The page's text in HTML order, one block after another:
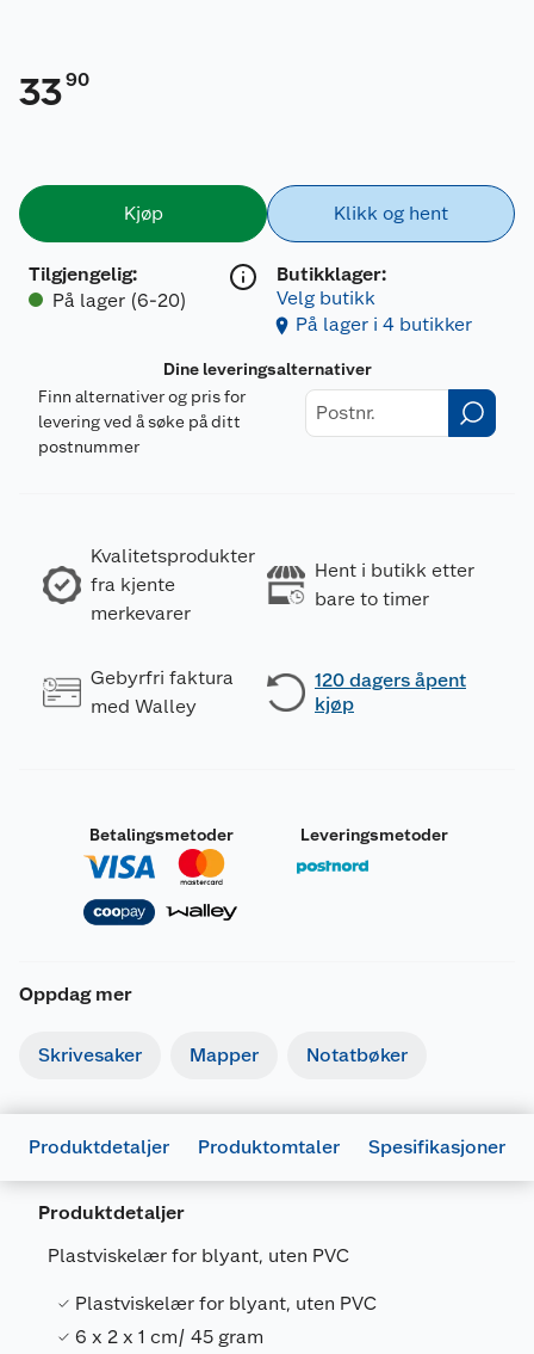
3390
Kjøp
Tilgjengelig:
På lager (6-20)
Klikk og hent
Butikklager:
Velg butikk
På lager i 4 butikker
Dine leveringsalternativer
Finn alternativer og pris for
levering ved å søke på ditt
postnummer
Kvalitetsprodukter
fra kjente
merkevarer
Hent i butikk etter
bare to timer
Gebyrfri faktura
med Walley
120 dagers åpent
kjøp
Betalingsmetoder Leveringsmetoder
Oppdag mer
Skrivesaker Mapper Notatbøker
Produktdetaljer Produktomtaler Spesifikasjoner
Produktdetaljer
Plastviskelær for blyant, uten PVC
Plastviskelær for blyant, uten PVC
6 x 2 x 1 cm/ 45 gram